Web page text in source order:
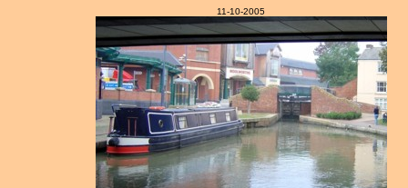
11-10-2005